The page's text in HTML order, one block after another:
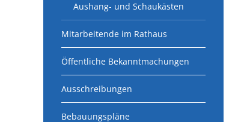
Aushang- und Schaukästen
Mitarbeitende im Rathaus
Öffentliche Bekanntmachungen
Ausschreibungen
Bebauungspläne